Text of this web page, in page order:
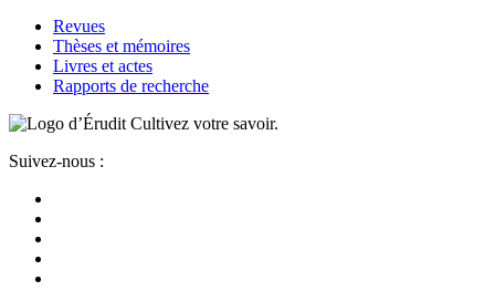
Revues
Thèses et mémoires
Livres et actes
Rapports de recherche
Cultivez votre savoir.
Suivez-nous :